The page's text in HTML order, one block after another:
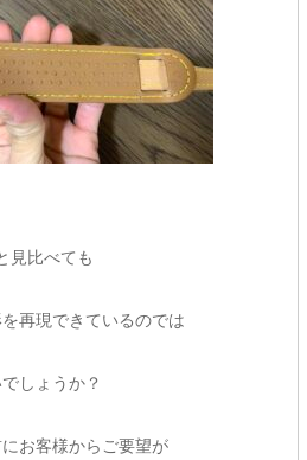
見比べても
再現できているのでは
しょうか？
お客様からご要望が